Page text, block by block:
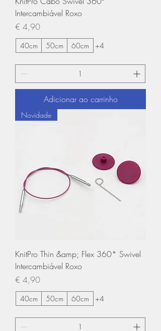
Intercambiável Roxo
Preço
€ 4,90
40cm 50cm 60cm +4
Adicionar ao carrinho
Novidade
KnitPro Thin &amp; Flex 360* Swivel
Intercambiável Roxo
Preço
€ 4,90
40cm 50cm 60cm +4